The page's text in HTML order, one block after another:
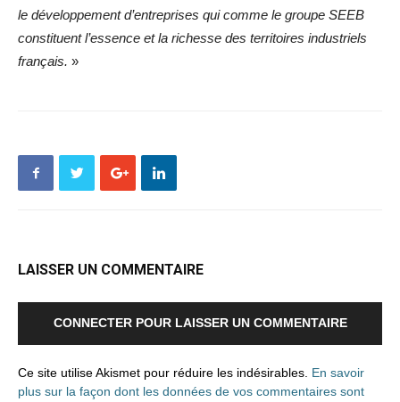
le développement d’entreprises qui comme le groupe SEEB
constituent l’essence et la richesse des territoires industriels
français. »
LAISSER UN COMMENTAIRE
CONNECTER POUR LAISSER UN COMMENTAIRE
Ce site utilise Akismet pour réduire les indésirables. En savoir
plus sur la façon dont les données de vos commentaires sont